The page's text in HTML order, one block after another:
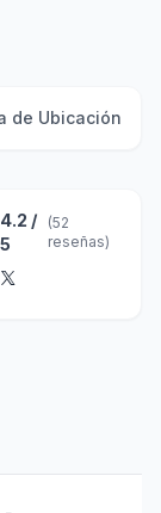
de Ubicación
4.2 /
5
(52
reseñas)